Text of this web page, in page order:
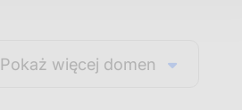
Pokaż więcej domen